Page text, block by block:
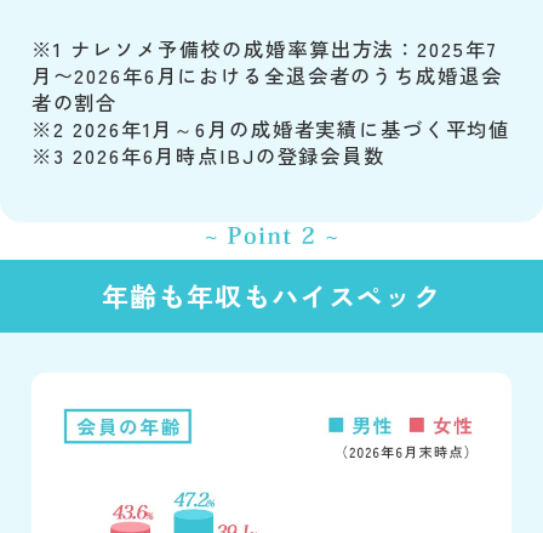
※1 ナレソメ予備校の成婚率算出方法：2025年7
月〜2026年6月における全退会者のうち成婚退会
者の割合
※2 2026年1月～6月の成婚者実績に基づく平均値
※3 2026年6月時点IBJの登録会員数
年齢も年収もハイスペック